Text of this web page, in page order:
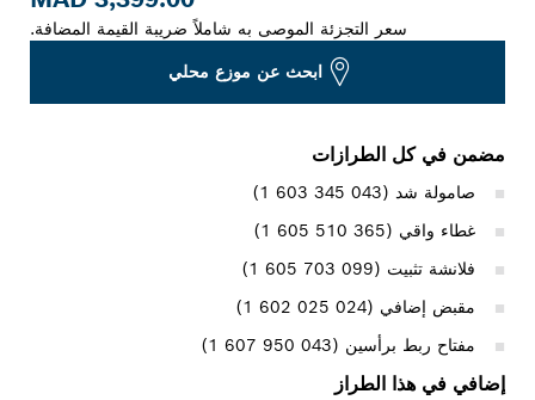
سعر التجزئة الموصى به شاملاً ضريبة القيمة المضافة.
ابحث عن موزع محلي
مضمن في كل الطرازات
صامولة شد (‎1 603 345 043)
غطاء واقي (‎1 605 510 365)
فلانشة تثبيت (‎1 605 703 099)
مقبض إضافي (‎1 602 025 024)
مفتاح ربط برأسين (‎1 607 950 043)
إضافي في هذا الطراز